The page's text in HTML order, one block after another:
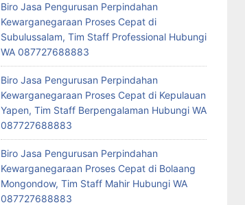
Biro Jasa Pengurusan Perpindahan
Kewarganegaraan Proses Cepat di
Subulussalam, Tim Staff Professional Hubungi
WA 087727688883
Biro Jasa Pengurusan Perpindahan
Kewarganegaraan Proses Cepat di Kepulauan
Yapen, Tim Staff Berpengalaman Hubungi WA
087727688883
Biro Jasa Pengurusan Perpindahan
Kewarganegaraan Proses Cepat di Bolaang
Mongondow, Tim Staff Mahir Hubungi WA
087727688883